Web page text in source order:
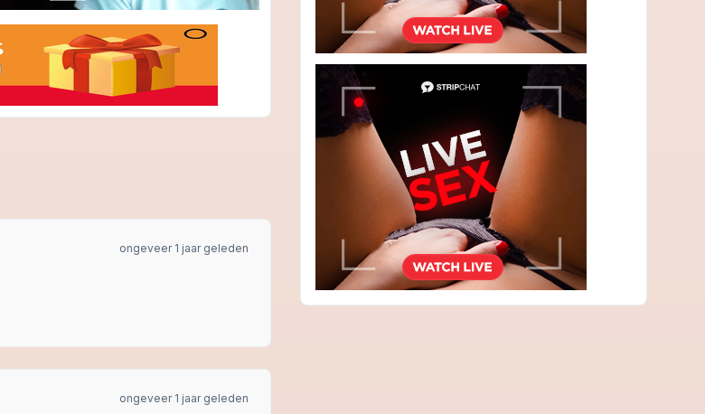
ongeveer 1 jaar geleden
ongeveer 1 jaar geleden